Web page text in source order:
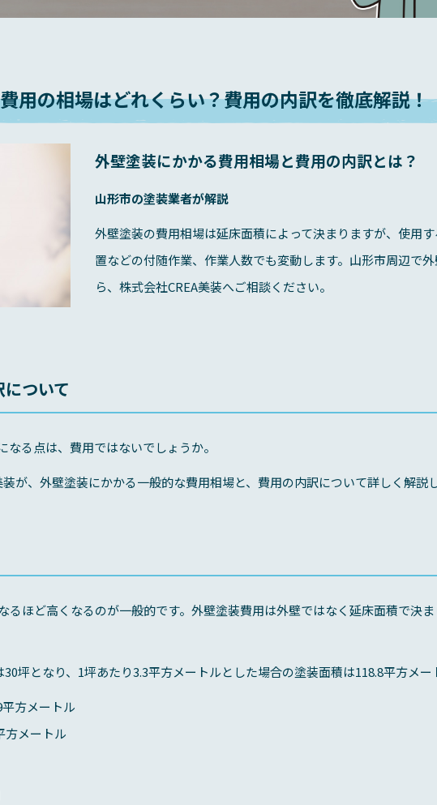
用の相場はどれくらい？費用の内訳を徹底解説！
外壁塗装にかかる費用相場と費用の内訳とは？
山形市の塗装業者が解説
外壁塗装の費用相場は延床面積によって決まりますが、使用
置などの付随作業、作業人数でも変動します。山形市周辺で
ら、株式会社CREA美装へご相談ください。
ついて
る点は、費用ではないでしょうか。
が、外壁塗装にかかる一般的な費用相場と、費用の内訳について詳しく解説し
るほど高くなるのが一般的です。外壁塗装費用は外壁ではなく延床面積で決
坪となり、1坪あたり3.3平方メートルとした場合の塗装面積は118.8平方メー
方メートル
方メートル